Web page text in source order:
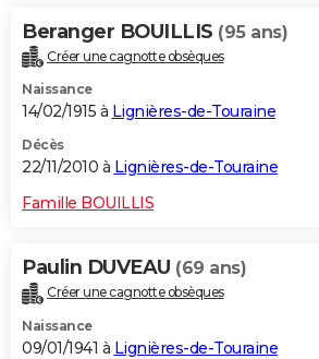
Beranger BOUILLIS (95 ans)
Créer une cagnotte obsèques
Naissance
14/02/1915 à Lignières-de-Touraine
Décès
22/11/2010 à Lignières-de-Touraine
Famille BOUILLIS
Paulin DUVEAU (69 ans)
Créer une cagnotte obsèques
Naissance
09/01/1941 à Lignières-de-Touraine